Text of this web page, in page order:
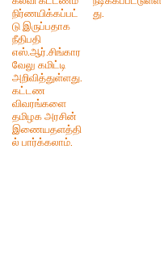
நிர்ணயிக்கப்பட்
டு இருப்பதாக
நீதிபதி
எஸ்.ஆர்.சிங்கார
வேலு கமிட்டி
அறிவித்துள்ளது.
கட்டண
விவரங்களை
தமிழக அரசின்
இணையதளத்தி
ல் பார்க்கலாம்.
து.